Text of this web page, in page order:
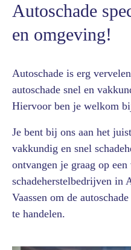
Autoschade
en omgeving!
Autoschade is erg
autoschade snel en
Hiervoor ben je welkom
Je bent bij ons aan het
vakkundig en snel
ontvangen je graag op een
schadeherstelbedrijven in
Vaassen om de
te handelen.